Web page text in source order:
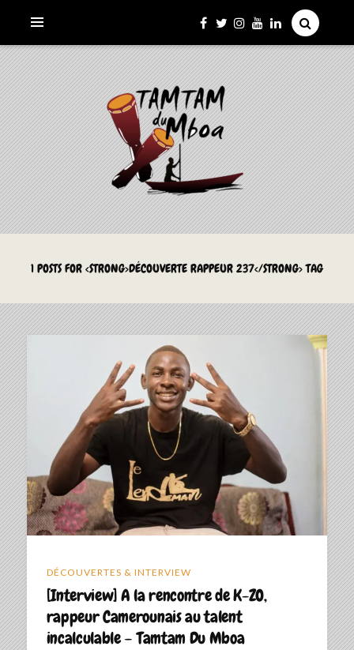
LE TAMTAM DU MBOA
La Culture du Mboa Dévoilée !
1 POSTS FOR <STRONG>DÉCOUVERTE RAPPEUR 237</STRONG> TAG
DÉCOUVERTES & INTERVIEW
[Interview] A la rencontre de K-ZO,
rappeur Camerounais au talent
incalculable – Tamtam Du Mboa